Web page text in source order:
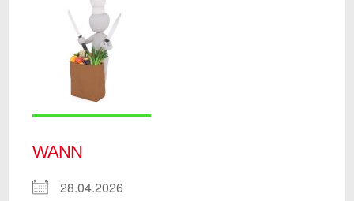
WANN
28.04.2026